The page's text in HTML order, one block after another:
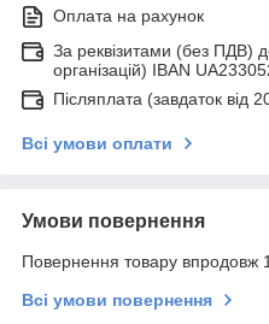
Оплата на рахунок
За реквізитами (без ПДВ)
організацій) IBAN
Післяплата (завдаток від
Всі умови оплати
Умови повернення
Повернення товару впродовж
Всі умови повернення